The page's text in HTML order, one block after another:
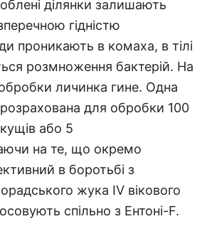
ділянки залишають
гідністю
проникають в комаха, в тілі
розмноження бактерій. На
личинка гине. Одна
для обробки 100
або 5
на те, що окремо
в боротьбі з
жука IV вікового
спільно з Ентоні-F.